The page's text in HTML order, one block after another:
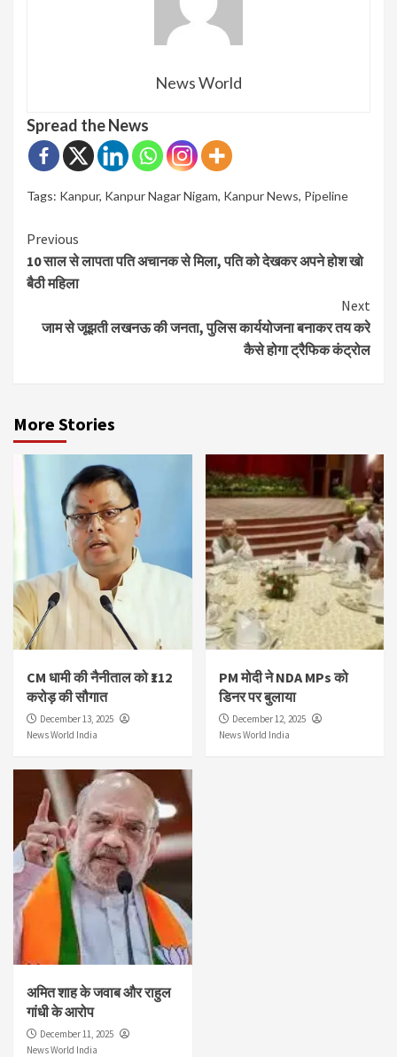
News World
Spread the News
Tags: Kanpur, Kanpur Nagar Nigam, Kanpur News, Pipeline
Continue
Reading
Previous
10 साल से लापता पति अचानक से मिला, पति को देखकर अपने होश खो
बैठी महिला
Next
जाम से जूझती लखनऊ की जनता, पुलिस कार्ययोजना बनाकर तय करे
कैसे होगा ट्रैफिक कंट्रोल
More Stories
CM धामी की नैनीताल को ₹112
करोड़ की सौगात
December 13, 2025
News World India
PM मोदी ने NDA MPs को
डिनर पर बुलाया
December 12, 2025
News World India
अमित शाह के जवाब और राहुल
गांधी के आरोप
December 11, 2025
News World India